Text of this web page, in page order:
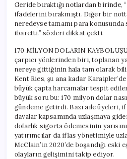
Geride bıraktığı notlardan birinde,
ifadelerini bırakmıştı. Diğer bir
neredeyse tamamı para
ibaretti.” sözleri dikkat çekti.
170 MİLYON DOLARIN
çarpıcı yönlerinden biri, toplanan
nereye gittiğinin hala tam olarak
Kent Ries, şu ana kadar
büyük çapta harcamalar tespit
büyük soru bu: 170 milyon dolar
gündeme getirdi. Bazı aile üyeleri,
davalar kapsamında uzlaşmaya
dolarlık sigorta ödemesinin
yatırımcılar da iflas yönetimiyle
McClain’in 2020’de boşandığı eski
olayların gelişimini takip ediyor.